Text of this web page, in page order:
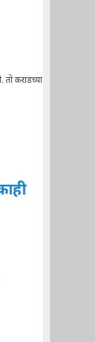
कराडच्या